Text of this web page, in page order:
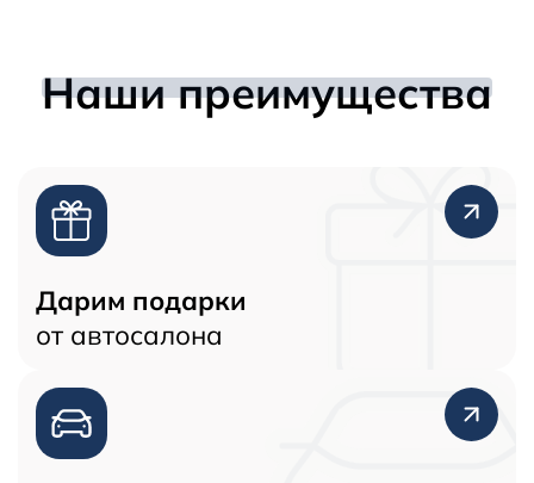
Наши преимущества
Дарим подарки
от автосалона